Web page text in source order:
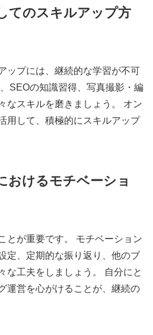
てのスキルアップ方
ップには、継続的な学習が不可
SEOの知識習得、写真撮影・編
なスキルを磨きましょう。 オン
用して、積極的にスキルアップ
おけるモチベーショ
とが重要です。 モチベーション
定、定期的な振り返り、他のブ
な工夫をしましょう。 自分にと
運営を心がけることが、継続の